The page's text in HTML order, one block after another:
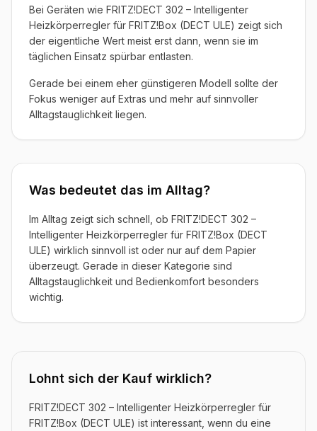
Bei Geräten wie FRITZ!DECT 302 – Intelligenter
Heizkörperregler für FRITZ!Box (DECT ULE) zeigt sich
der eigentliche Wert meist erst dann, wenn sie im
täglichen Einsatz spürbar entlasten.
Gerade bei einem eher günstigeren Modell sollte der
Fokus weniger auf Extras und mehr auf sinnvoller
Alltagstauglichkeit liegen.
Was bedeutet das im Alltag?
Im Alltag zeigt sich schnell, ob FRITZ!DECT 302 –
Intelligenter Heizkörperregler für FRITZ!Box (DECT
ULE) wirklich sinnvoll ist oder nur auf dem Papier
überzeugt. Gerade in dieser Kategorie sind
Alltagstauglichkeit und Bedienkomfort besonders
wichtig.
Lohnt sich der Kauf wirklich?
FRITZ!DECT 302 – Intelligenter Heizkörperregler für
FRITZ!Box (DECT ULE) ist interessant, wenn du eine